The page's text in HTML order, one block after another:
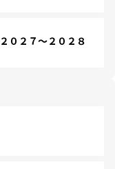
２７～２０２８